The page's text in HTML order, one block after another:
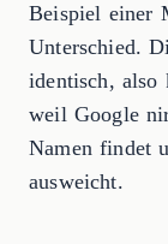
Beispiel einer
Unterschied.
identisch, also
weil Google
Namen findet
ausweicht.